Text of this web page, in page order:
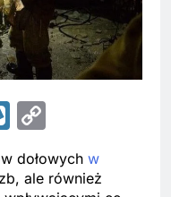
Wykop
dołowych w
ale również